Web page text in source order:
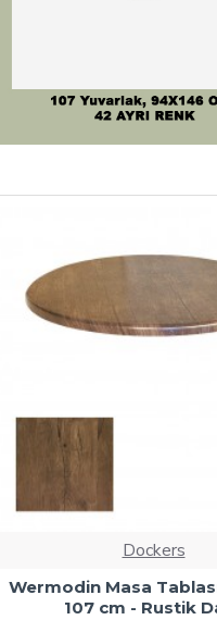
Dockers
Werzalit, Allzalit veya
Masa Tablası 70X120 -